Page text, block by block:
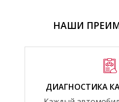
НАШИ
ДИАГНОСТИКА